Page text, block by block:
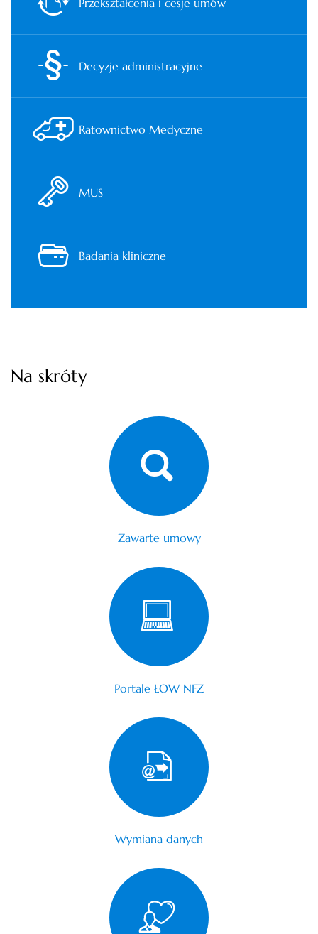
Przekształcenia i cesje umów
Decyzje administracyjne
Ratownictwo Medyczne
MUS
Badania kliniczne
Na skróty
Zawarte umowy
Portale ŁOW NFZ
Wymiana danych